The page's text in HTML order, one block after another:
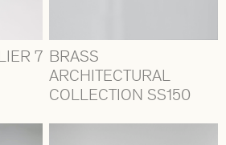
7 BRASS
ARCHITECTURAL
COLLECTION SS150